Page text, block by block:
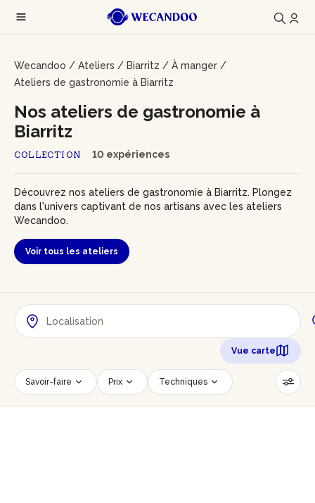
Wecandoo / Ateliers / Biarritz / À manger /
Ateliers de gastronomie à Biarritz
COLLECTION 10 expériences
Nos ateliers de gastronomie à
Biarritz
Découvrez nos ateliers de gastronomie à Biarritz. Plongez
dans l'univers captivant de nos artisans avec les ateliers
Wecandoo.
Voir tous les ateliers
Vue carte
Savoir-faire Prix Techniques
Date Créneau horaire